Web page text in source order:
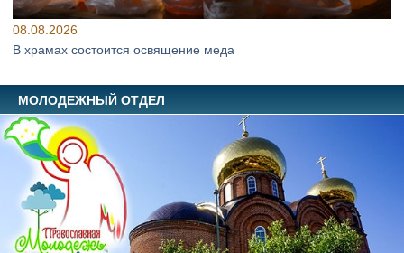
08.08.2026
В храмах состоится освящение меда
МОЛОДЕЖНЫЙ ОТДЕЛ